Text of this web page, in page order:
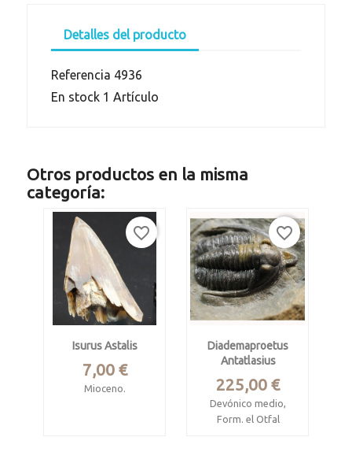
Detalles del producto
Referencia 4936
En stock 1 Artículo
Otros productos en la misma
categoría:
Isurus Astalis
Precio
7,00 €
Mioceno.
favorite_border
Diademaproetus
Antatlasius
Precio
225,00 €
Devónico medio,
Form. el Otfal
favorite_border